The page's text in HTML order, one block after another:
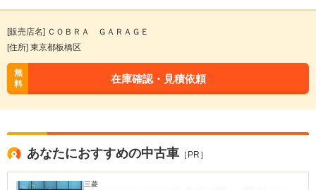
[販売店名] ＣＯＢＲＡ ＧＡＲＡＧＥ
[住所] 東京都板橋区
無
料
在庫確認・見積依頼
あなたにおすすめの中古車 ［PR］
三菱